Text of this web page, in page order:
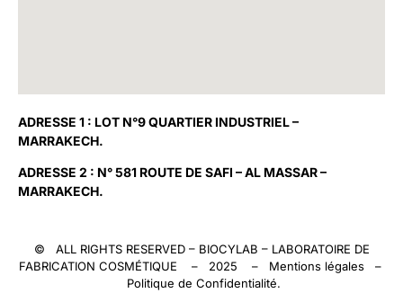
ADRESSE 1 : LOT N°9 QUARTIER INDUSTRIEL –
MARRAKECH.
ADRESSE 2 : N° 581 ROUTE DE SAFI – AL MASSAR –
MARRAKECH.
© ALL RIGHTS RESERVED – BIOCYLAB – LABORATOIRE DE
FABRICATION COSMÉTIQUE – 2025 – Mentions légales–
Politique de Confidentialité.